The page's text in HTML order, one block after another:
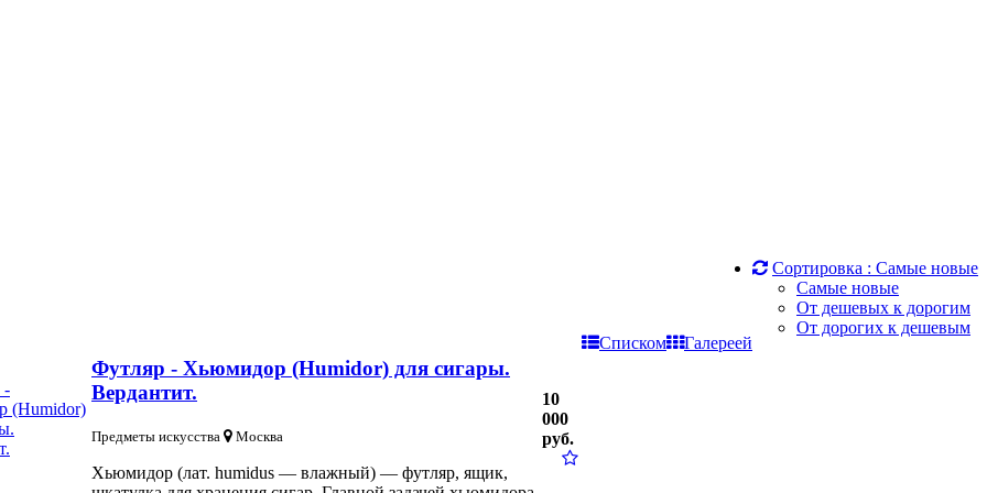
Сортировка : Самые новые
Самые новые
От дешевых к дорогим
От дорогих к дешевым
Списком
Галереей
Футляр - Хьюмидор (Humidor) для сигары.
Вердантит.
Предметы искусства Москва
Хьюмидор (лат. humidus — влажный) — футляр, ящик,
10
000
руб.